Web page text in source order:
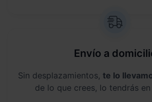
Envío a
Sin desplazamientos, te lo
de lo que crees, lo tendrás